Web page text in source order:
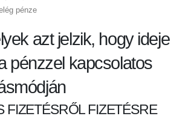
pénze
azt jelzik, hogy ideje
pénzzel kapcsolatos
FIZETÉSRŐL FIZETÉSRE